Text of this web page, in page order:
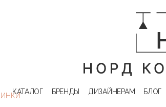
КАТАЛОГ БРЕНДЫ ДИЗАЙНЕРАМ БЛОГ